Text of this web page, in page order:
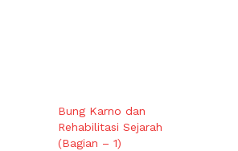
Bung Karno dan
Rehabilitasi Sejarah
(Bagian – 1)